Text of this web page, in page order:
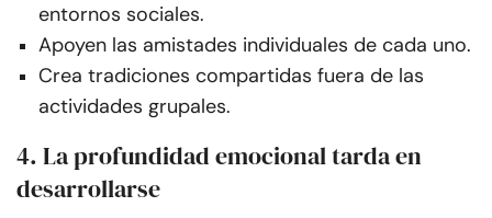
entornos sociales.
Apoyen las amistades individuales de cada uno.
Crea tradiciones compartidas fuera de las
actividades grupales.
4. La profundidad emocional tarda en
desarrollarse